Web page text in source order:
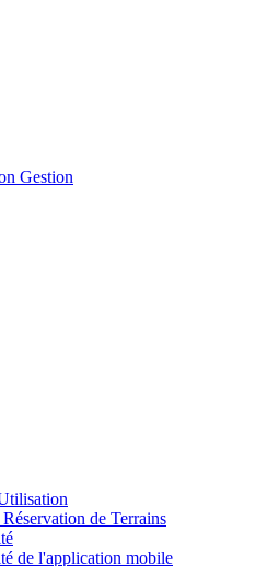
Gestion
de Terrains
de l'application mobile